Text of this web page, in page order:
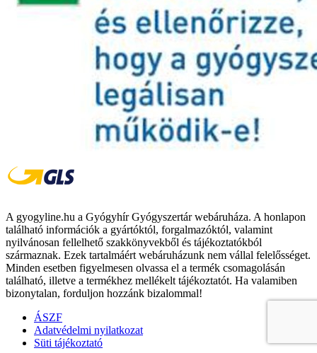
A gyogyline.hu a Gyógyhír Gyógyszertár webáruháza. A honlapon
található információk a gyártóktól, forgalmazóktól, valamint
nyilvánosan fellelhető szakkönyvekből és tájékoztatókból
származnak. Ezek tartalmáért webáruházunk nem vállal felelősséget.
Minden esetben figyelmesen olvassa el a termék csomagolásán
található, illetve a termékhez mellékelt tájékoztatót. Ha valamiben
bizonytalan, forduljon hozzánk bizalommal!
ÁSZF
Adatvédelmi nyilatkozat
Süti tájékoztató